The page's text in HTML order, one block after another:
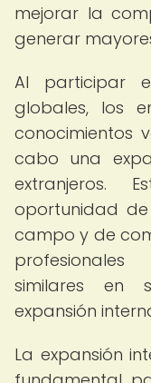
mejorar la
generar
Al participar
globales, los
conocimientos
cabo una
extranjeros.
oportunidad
campo y de
similares en
expansión
La expansión